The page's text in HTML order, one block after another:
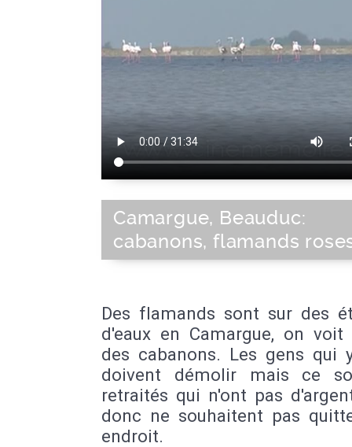
Camargue, Beauduc:
cabanons, flamands
Des flamands sont sur des
d'eaux en Camargue, on voit
des cabanons. Les gens qui
doivent démolir mais ce
retraités qui n'ont pas
donc ne souhaitent pas
endroit.